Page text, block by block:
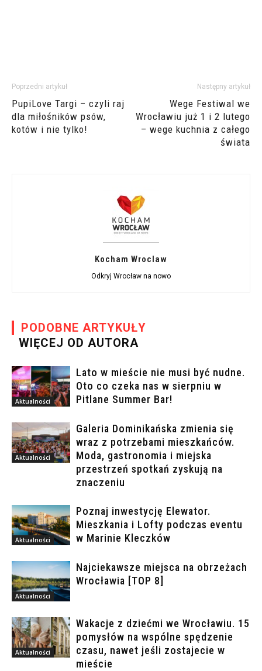
Poprzedni artykuł
PupiLove Targi – czyli raj
dla miłośników psów,
kotów i nie tylko!
Następny artykuł
Wege Festiwal we
Wrocławiu już 1 i 2 lutego
– wege kuchnia z całego
świata
Kocham Wroclaw
Odkryj Wrocław na nowo
PODOBNE ARTYKUŁY
WIĘCEJ OD AUTORA
Aktualności
Lato w mieście nie musi być nudne.
Oto co czeka nas w sierpniu w
Pitlane Summer Bar!
Aktualności
Galeria Dominikańska zmienia się
wraz z potrzebami mieszkańców.
Moda, gastronomia i miejska
przestrzeń spotkań zyskują na
znaczeniu
Aktualności
Poznaj inwestycję Elewator.
Mieszkania i Lofty podczas eventu
w Marinie Kleczków
Aktualności
Najciekawsze miejsca na obrzeżach
Wrocławia [TOP 8]
Aktualności
Wakacje z dziećmi we Wrocławiu. 15
pomysłów na wspólne spędzenie
czasu, nawet jeśli zostajecie w
mieście